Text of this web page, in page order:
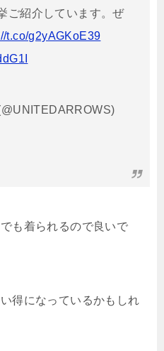
ご紹介しています。ぜ
t.co/g2yAGKoE39
も着られるので良いで
得になっているかもしれ